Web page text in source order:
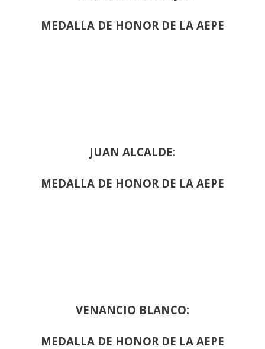
MEDALLA DE HONOR DE LA AEPE
JUAN ALCALDE:
MEDALLA DE HONOR DE LA AEPE
VENANCIO BLANCO:
MEDALLA DE HONOR DE LA AEPE